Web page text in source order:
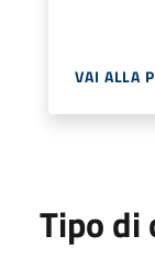
VAI ALLA
Tipo di